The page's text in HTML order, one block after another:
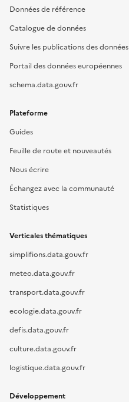
Données de référence
Catalogue de données
Suivre les publications des données
Portail des données européennes
schema.data.gouv.fr
Plateforme
Guides
Feuille de route et nouveautés
Nous écrire
Échangez avec la communauté
Statistiques
Verticales thématiques
simplifions.data.gouv.fr
meteo.data.gouv.fr
transport.data.gouv.fr
ecologie.data.gouv.fr
defis.data.gouv.fr
culture.data.gouv.fr
logistique.data.gouv.fr
Développement